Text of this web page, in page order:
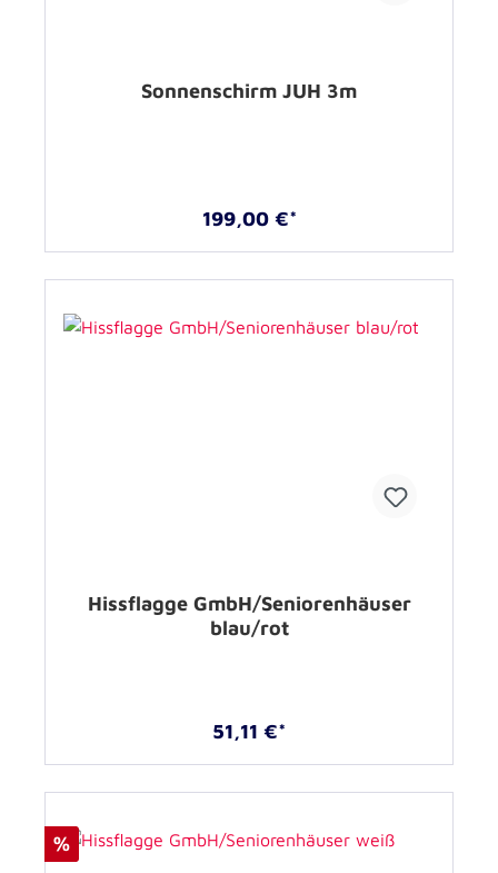
Sonnenschirm JUH 3m
199,00 €*
Hissflagge GmbH/Seniorenhäuser
blau/rot
51,11 €*
%